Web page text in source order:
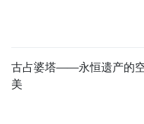
古占婆塔——永恒遗产的
美